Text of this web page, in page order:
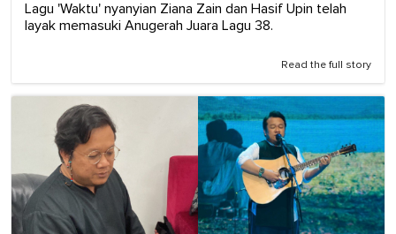
Lagu 'Waktu' nyanyian Ziana Zain dan Hasif Upin telah
layak memasuki Anugerah Juara Lagu 38.
Read the full story